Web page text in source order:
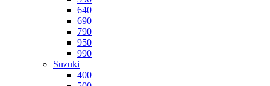
640
690
790
950
990
Suzuki
400